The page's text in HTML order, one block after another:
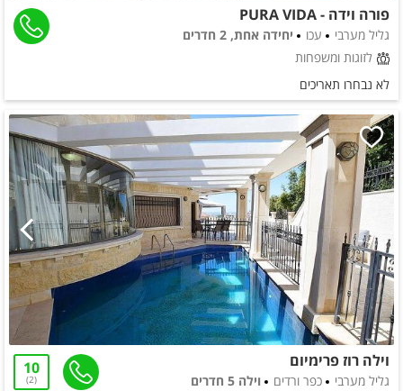
פורה וידה - PURA VIDA
גליל מערבי עכו
יחידה אחת, 2 חדרים
לזוגות ומשפחות
לא נבחרו תאריכים
וילה רוז פרימיום
גליל מערבי כפר ורדים
וילה 5 חדרים
10
2